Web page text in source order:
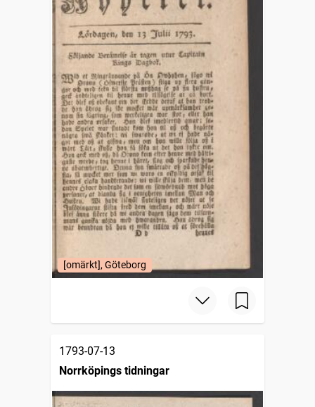
[omärkt], Göteborg
1793-07-13
Norrköpings tidningar